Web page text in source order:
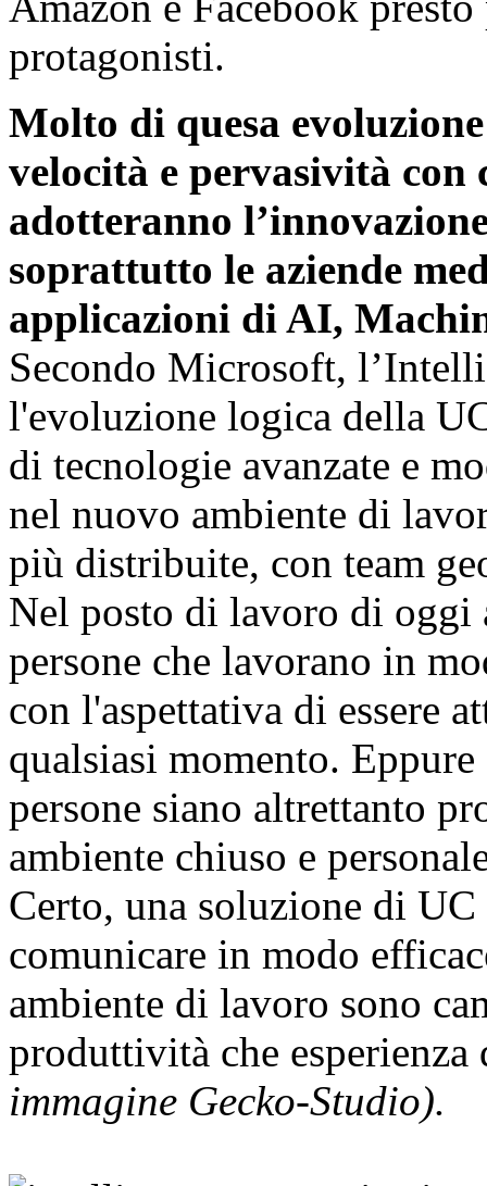
protagonisti.
Molto di quesa
velocità e pervasività con
adotteranno
soprattutto le aziende
applicazioni di AI,
Secondo Microsoft,
l'evoluzione logica della
di tecnologie avanzate e
nel nuovo ambiente di
più distribuite, con team
Nel posto di lavoro di oggi
persone che lavorano in
con l'aspettativa di essere
qualsiasi momento.
persone siano altrettanto
ambiente chiuso e
Certo, una soluzione di
comunicare in modo
ambiente di lavoro sono
produttività che
immagine Gecko-Studio).